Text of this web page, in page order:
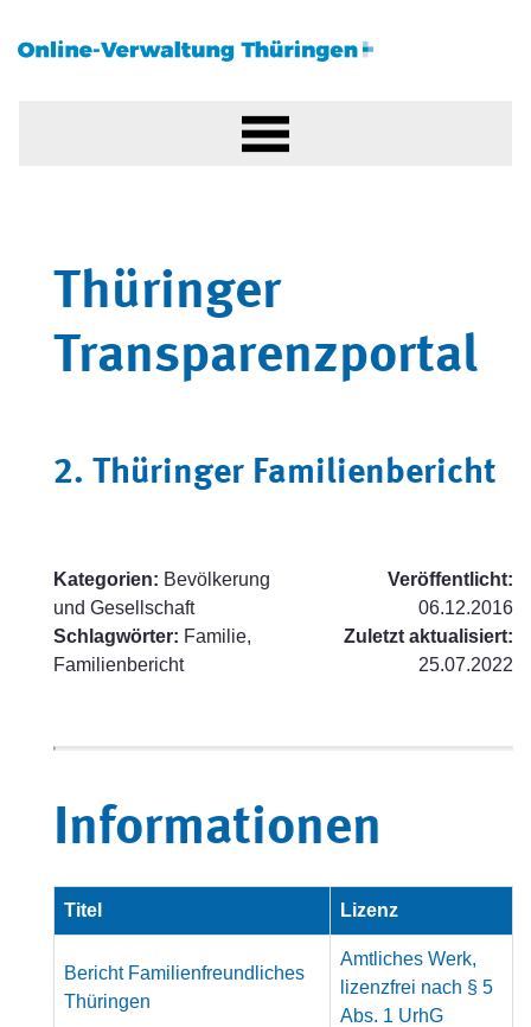
Thüringer
Transparenzportal
2. Thüringer Familienbericht
Kategorien: Bevölkerung
und Gesellschaft
Schlagwörter: Familie,
Familienbericht
Veröffentlicht:
06.12.2016
Zuletzt aktualisiert:
25.07.2022
Informationen
Titel Lizenz
Bericht Familienfreundliches
Thüringen
Amtliches Werk,
lizenzfrei nach § 5
Abs. 1 UrhG